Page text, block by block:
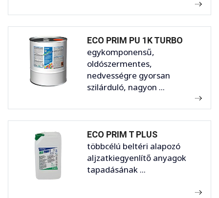
ECO PRIM PU 1K TURBO
egykomponensű,
oldószermentes,
nedvességre gyorsan
szilárduló, nagyon ...
ECO PRIM T PLUS
többcélú beltéri alapozó
aljzatkiegyenlítő anyagok
tapadásának ...